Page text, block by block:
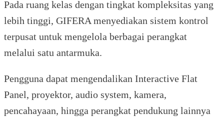
Pada ruang kelas dengan tingkat kompleksitas yang
lebih tinggi, GIFERA menyediakan sistem kontrol
terpusat untuk mengelola berbagai perangkat
melalui satu antarmuka.
Pengguna dapat mengendalikan Interactive Flat
Panel, proyektor, audio system, kamera,
pencahayaan, hingga perangkat pendukung lainnya